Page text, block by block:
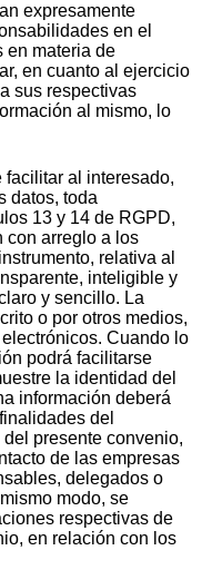
expresamente
en el
en materia de
en cuanto al ejercicio
sus respectivas
al mismo, lo
al interesado,
datos, toda
13 y 14 de RGPD,
con arreglo a los
relativa al
inteligible y
y sencillo. La
o por otros medios,
Cuando lo
podrá facilitarse
la identidad del
información deberá
del
presente convenio,
de las empresas
delegados o
modo, se
respectivas de
en relación con los